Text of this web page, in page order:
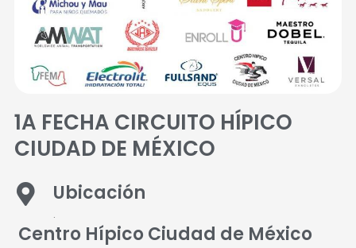
1A FECHA CIRCUITO HÍPICO
CIUDAD DE MÉXICO
Ubicación
.
Centro Hípico Ciudad de México